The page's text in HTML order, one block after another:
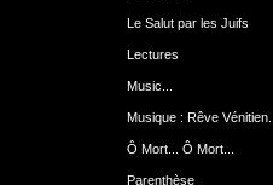
Le Salut par les Juifs
Lectures
Music...
Musique : Rêve Vénitien...
Ô Mort... Ô Mort...
Parenthèse